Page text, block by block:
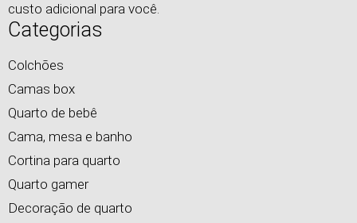
custo adicional para você.
Categorias
Colchões
Camas box
Quarto de bebê
Cama, mesa e banho
Cortina para quarto
Quarto gamer
Decoração de quarto